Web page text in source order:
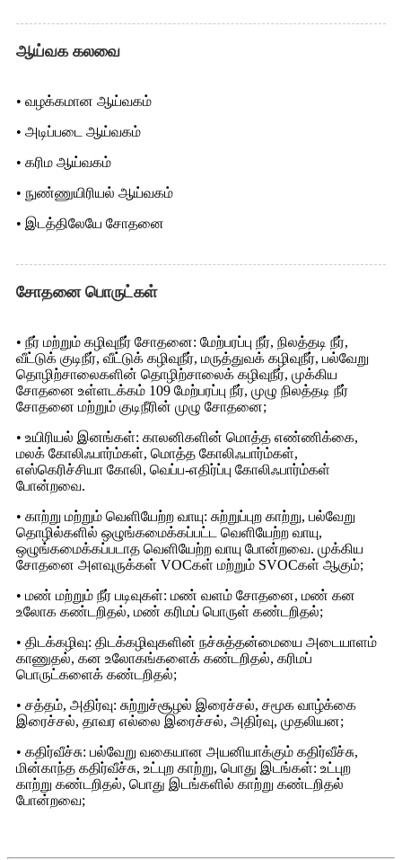
ஆய்வக கலவை
• வழக்கமான ஆய்வகம்
• அடிப்படை ஆய்வகம்
• கரிம ஆய்வகம்
• நுண்ணுயிரியல் ஆய்வகம்
• இடத்திலேயே சோதனை
சோதனை பொருட்கள்
• நீர் மற்றும் கழிவுநீர் சோதனை: மேற்பரப்பு நீர், நிலத்தடி நீர்,
வீட்டுக் குடிநீர், வீட்டுக் கழிவுநீர், மருத்துவக் கழிவுநீர், பல்வேறு
தொழிற்சாலைகளின் தொழிற்சாலைக் கழிவுநீர், முக்கிய
சோதனை உள்ளடக்கம் 109 மேற்பரப்பு நீர், முழு நிலத்தடி நீர்
சோதனை மற்றும் குடிநீரின் முழு சோதனை;
• உயிரியல் இனங்கள்: காலனிகளின் மொத்த எண்ணிக்கை,
மலக் கோலிஃபார்ம்கள், மொத்த கோலிஃபார்ம்கள்,
எஸ்கெரிச்சியா கோலி, வெப்ப-எதிர்ப்பு கோலிஃபார்ம்கள்
போன்றவை.
• காற்று மற்றும் வெளியேற்ற வாயு: சுற்றுப்புற காற்று, பல்வேறு
தொழில்களில் ஒழுங்கமைக்கப்பட்ட வெளியேற்ற வாயு,
ஒழுங்கமைக்கப்படாத வெளியேற்ற வாயு போன்றவை. முக்கிய
சோதனை அளவுருக்கள் VOCகள் மற்றும் SVOCகள் ஆகும்;
• மண் மற்றும் நீர் படிவுகள்: மண் வளம் சோதனை, மண் கன
உலோக கண்டறிதல், மண் கரிமப் பொருள் கண்டறிதல்;
• திடக்கழிவு: திடக்கழிவுகளின் நச்சுத்தன்மையை அடையாளம்
காணுதல், கன உலோகங்களைக் கண்டறிதல், கரிமப்
பொருட்களைக் கண்டறிதல்;
• சத்தம், அதிர்வு: சுற்றுச்சூழல் இரைச்சல், சமூக வாழ்க்கை
இரைச்சல், தாவர எல்லை இரைச்சல், அதிர்வு, முதலியன;
• கதிர்வீச்சு: பல்வேறு வகையான அயனியாக்கும் கதிர்வீச்சு,
மின்காந்த கதிர்வீச்சு, உட்புற காற்று, பொது இடங்கள்: உட்புற
காற்று கண்டறிதல், பொது இடங்களில் காற்று கண்டறிதல்
போன்றவை;